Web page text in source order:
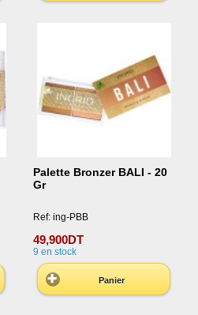
Palette Bronzer BALI - 20
Gr
Ref: ing-PBB
49,900DT
9 en stock
Panier